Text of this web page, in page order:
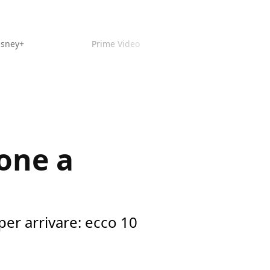
Prime Video
a
arrivare: ecco 10